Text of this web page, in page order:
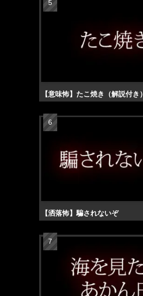
【意味怖】たこ焼き（解説付き）
【洒落怖】騙されないぞ